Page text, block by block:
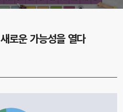
로운 가능성을 열다